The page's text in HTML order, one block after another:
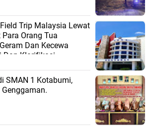
Trip Malaysia Lewat
Orang Tua
Dan Kecewa
Dan Klarifikasi
SMAN 1 Kotabumi,